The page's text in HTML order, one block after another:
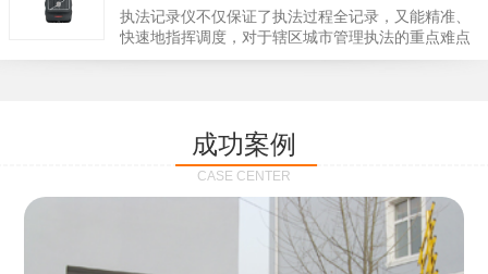
或者报表的形式呈现；设备设置有用户操作权限管
理，自动将用户警员编号与执法仪编号绑定，保障数
据的合法性，同时系统可设置每个警员的权限，明确
作站可支持多台执法记录仪设备同时上传数据，队员
当天使用当天上传，通过数据线接入到采集工作站，
它会自动读取所有的视频、音频、图片、日志等信
作站也能自动为执法记录仪充充电、校校时，做执法
记录仪的贴心小"保姆"。随着群众法律意识的逐步提
高，行政执法行为更加"阳光、透明"，通过工作站可
以随时调取证据视频，精准查阅现场资料，直戳了当
的展示给行政相对人看，有效的减少了行政相对人对
城管执法行为的误解，树立了执法的公信力。
执法记录仪不仅保证了执法过程全记录，又能精准、
快速地指挥调度，对于辖区城市管理执法的重点难点
也能一目了然，在城市管理工作信息化中发挥着重要
定位模块，可通过移动网络将位置信息实时发送到监
控中心，在平台的电子地图上显示出设备的具体位
置，实时查看执法人员到岗情况及根据执法环境迅速
调配周边执法人员。同时，内置NFC芯片，可支持身
份证查验等拓展功能，在实战中发挥着重要的作用，
能广泛应用于交警公安执法、卫生监督、城管执法、
海关执法、路政、质量监督、林业园林、消防、质量
成功案例
CASE CENTER